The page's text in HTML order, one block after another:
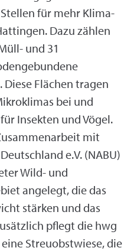
für mehr Klima-
Dazu zählen
und 31
Flächen tragen
bei und
Insekten und Vögel.
mit
e.V. (NABU)
Wild- und
angelegt, die das
stärken und das
pflegt die hwg
Streuobstwiese, die